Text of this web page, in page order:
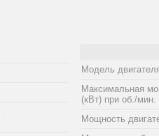
Модель
Максимальная
(кВт) при об./мин.
Мощность